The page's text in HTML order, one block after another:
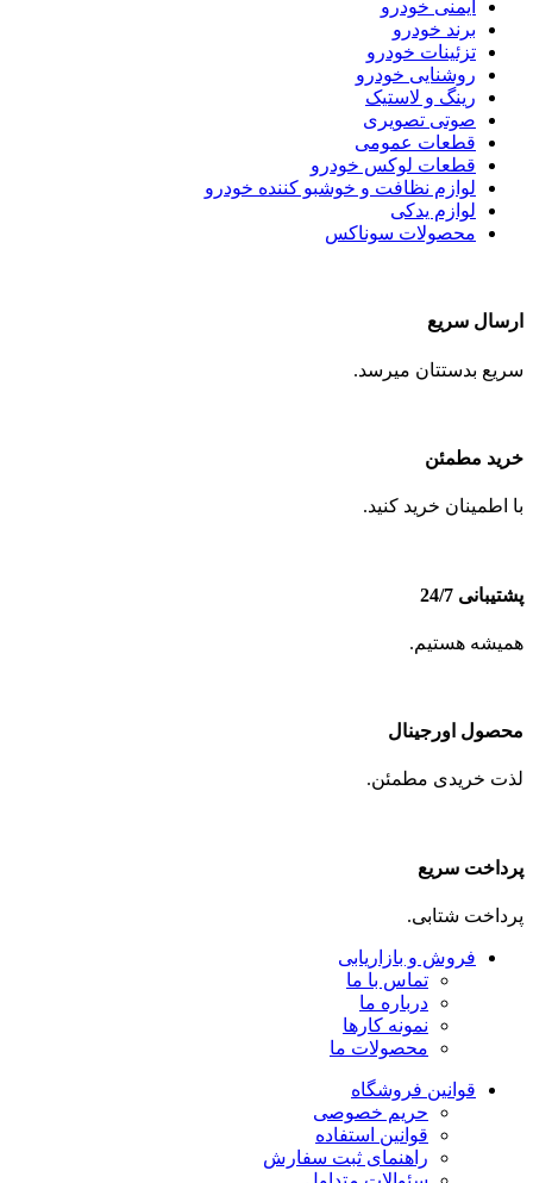
ایمنی خودرو
برند خودرو
تزئینات خودرو
روشنایی خودرو
رینگ و لاستیک
صوتی تصویری
قطعات عمومی
قطعات لوکس خودرو
لوازم نظافت و خوشبو کننده خودرو
لوازم یدکی
محصولات سوناکس
ارسال سریع
سریع بدستتان میرسد.
خرید مطمئن
با اطمینان خرید کنید.
پشتیبانی 24/7
همیشه هستیم.
محصول اورجینال
لذت خریدی مطمئن.
پرداخت سریع
پرداخت شتابی.
فروش و بازاریابی
تماس با ما
درباره ما
نمونه کارها
محصولات ما
قوانین فروشگاه
حریم خصوصی
قوانین استفاده
راهنمای ثبت سفارش